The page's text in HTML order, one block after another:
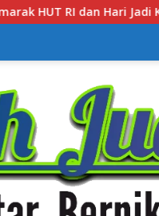
Jalan Jadi Ajang Bangun